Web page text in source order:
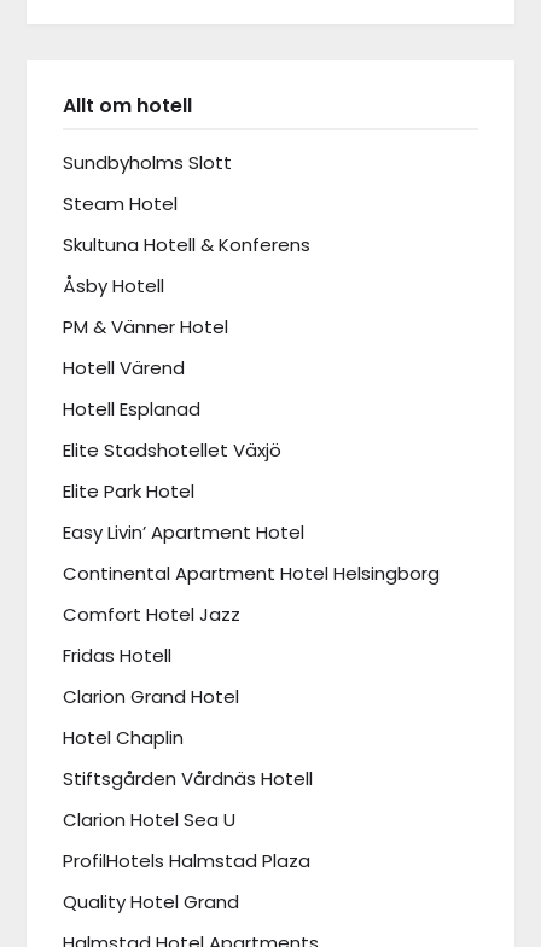
Allt om hotell
Sundbyholms Slott
Steam Hotel
Skultuna Hotell & Konferens
Åsby Hotell
PM & Vänner Hotel
Hotell Värend
Hotell Esplanad
Elite Stadshotellet Växjö
Elite Park Hotel
Easy Livin’ Apartment Hotel
Continental Apartment Hotel Helsingborg
Comfort Hotel Jazz
Fridas Hotell
Clarion Grand Hotel
Hotel Chaplin
Stiftsgården Vårdnäs Hotell
Clarion Hotel Sea U
ProfilHotels Halmstad Plaza
Quality Hotel Grand